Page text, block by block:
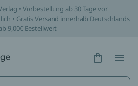
• Vorbestellung ab 30 Tage vor
• Gratis Versand innerhalb Deutschlands
ab 9,00€ Bestellwert
Hidden